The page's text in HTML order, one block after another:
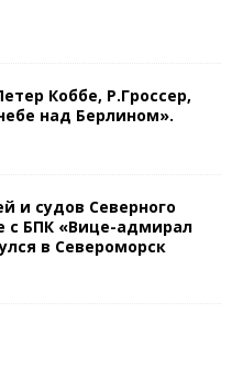
Коббе, Р.Гроссер,
над Берлином».
и судов Северного
с БПК «Вице-адмирал
в Североморск